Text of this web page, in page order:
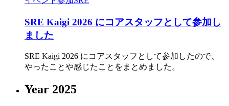
SRE Kaigi 2026 にコアスタッフとして参加し
ました
SRE Kaigi 2026 にコアスタッフとして参加したので、
やったことや感じたことをまとめました。
Year 2025